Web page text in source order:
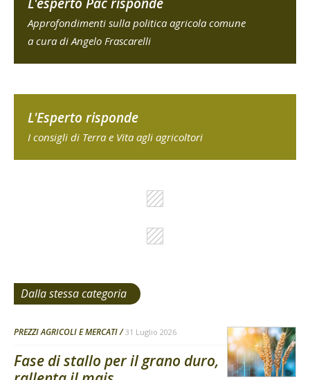
Approfondimenti sulla politica agricola comune
a cura di Angelo Frascarelli
L'Esperto risponde
I consigli di Terra e Vita agli agricoltori
Dalla stessa categoria
PREZZI AGRICOLI E MERCATI 31 Luglio 2026
Fase di stallo per il grano duro,